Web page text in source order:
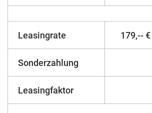
Leasingrate 179,-- €
Sonderzahlung
Leasingfaktor